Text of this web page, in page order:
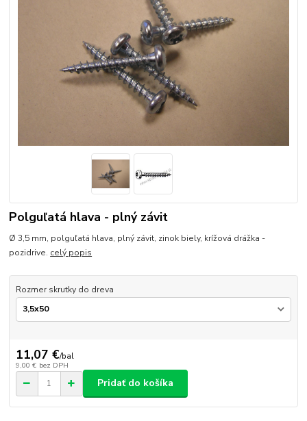
Polguľatá hlava - plný závit
Ø 3,5 mm, polguľatá hlava, plný závit, zinok biely, krížová drážka -
pozidrive. celý popis
Rozmer skrutky do dreva
11,07 €/bal
9,00 € bez DPH
Pridať do košíka